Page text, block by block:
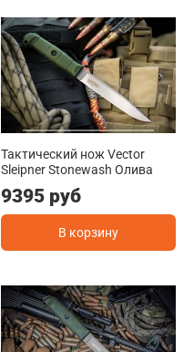
Тактический нож Vector
Sleipner Stonewash Олива
9395 руб
В корзину